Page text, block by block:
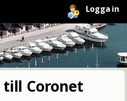
Logga in
Coronet